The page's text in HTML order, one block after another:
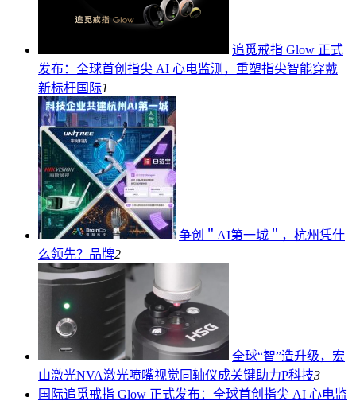
追觅戒指 Glow 正式
发布：全球首创指尖 AI 心电监测，重塑指尖智能穿戴
新标杆国际1
争创＂AI第一城＂，杭州凭什
么领先？ 品牌2
全球“智”造升级，宏
山激光NVA激光喷嘴视觉同轴仪成关键助力P科技3
国际追觅戒指 Glow 正式发布：全球首创指尖 AI 心电监